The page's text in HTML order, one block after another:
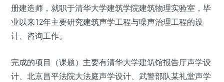
册建造师，就职于清华大学建筑学院建筑物理实验室，毕
业以来12年主要研究建筑声学工程与噪声治理工程的设
计、咨询工作。
完成的项目（课题）主要有清华大学建筑馆报告厅声学设
计、北京昌平法院大法庭声学设计、武警部队某礼堂声学